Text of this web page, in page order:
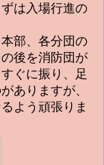
は入場行進の
部、各分団の
後を消防団が
ぐに振り、足
ありますが、
よう頑張りま